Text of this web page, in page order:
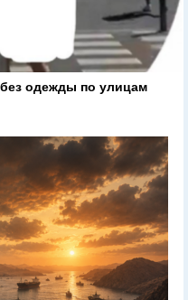
одежды по улицам